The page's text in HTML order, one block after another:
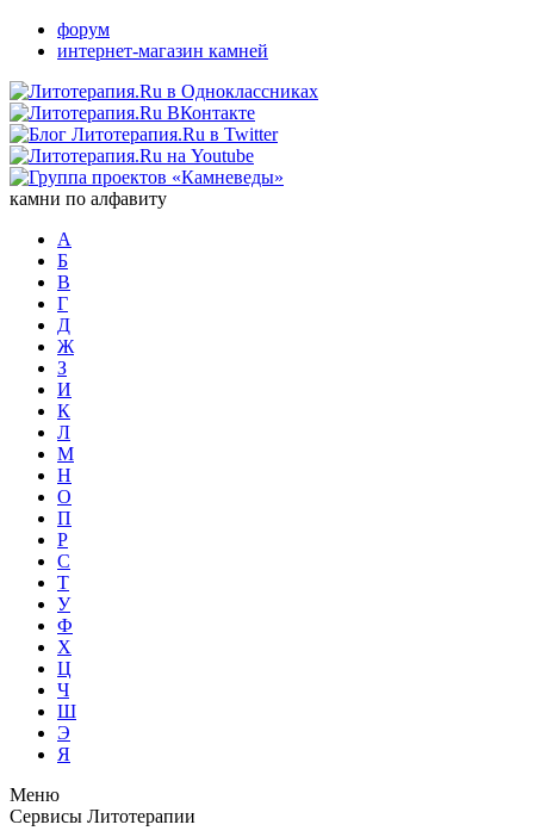
форум
интернет-магазин камней
камни по алфавиту
А
Б
В
Г
Д
Ж
З
И
К
Л
М
Н
О
П
Р
С
Т
У
Ф
Х
Ц
Ч
Ш
Э
Я
Меню
Сервисы Литотерапии